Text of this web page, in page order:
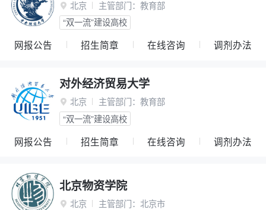
 北京 主管部门： 教育部
“双一流”建设高校
网报公告 招生简章 在线咨询 调剂办法
对外经济贸易大学
 北京 主管部门： 教育部
“双一流”建设高校
网报公告 招生简章 在线咨询 调剂办法
北京物资学院
 北京 主管部门： 北京市